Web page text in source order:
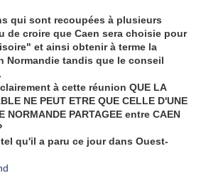
qui sont recoupées à plusieurs
de croire que Caen sera choisie pour
et ainsi obtenir à terme la
Normandie tandis que le conseil
à cette réunion QUE LA
NE PEUT ETRE QUE CELLE D'UNE
NORMANDE PARTAGEE entre CAEN
qu'il a paru ce jour dans Ouest-